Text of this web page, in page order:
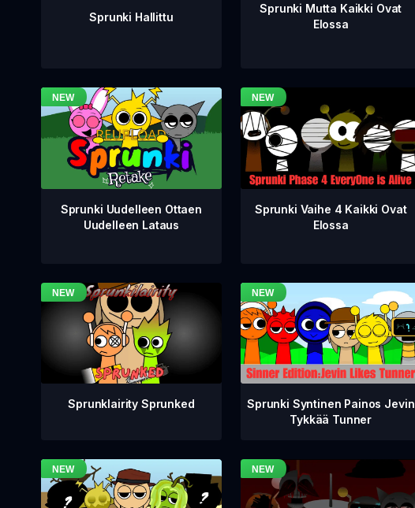
Sprunki Hallittu
Sprunki Mutta Kaikki Ovat
Elossa
Sprunki Uudelleen Ottaen
Uudelleen Lataus
Sprunki Vaihe 4 Kaikki Ovat
Elossa
Sprunklairity Sprunked
Sprunki Syntinen Painos Jevin
Tykkää Tunner